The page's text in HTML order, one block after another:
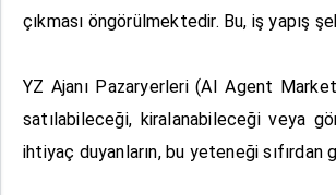
çıkması öngörülmektedir. Bu, iş yapış
YZ Ajanı Pazaryerleri (AI Agent
satılabileceği, kiralanabileceği veya
ihtiyaç duyanların, bu yeteneği sıfırdan